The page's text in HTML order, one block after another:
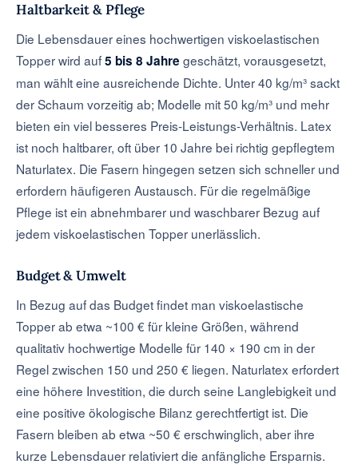
Haltbarkeit & Pflege
Die Lebensdauer eines hochwertigen viskoelastischen
Topper wird auf5 bis 8 Jahre geschätzt, vorausgesetzt,
man wählt eine ausreichende Dichte. Unter 40 kg/m³ sackt
der Schaum vorzeitig ab; Modelle mit 50 kg/m³ und mehr
bieten ein viel besseres Preis-Leistungs-Verhältnis. Latex
ist noch haltbarer, oft über 10 Jahre bei richtig gepflegtem
Naturlatex. Die Fasern hingegen setzen sich schneller und
erfordern häufigeren Austausch. Für die regelmäßige
Pflege ist ein abnehmbarer und waschbarer Bezug auf
jedem viskoelastischen Topper unerlässlich.
Budget & Umwelt
In Bezug auf das Budget findet man viskoelastische
Topper ab etwa ~100 € für kleine Größen, während
qualitativ hochwertige Modelle für 140 × 190 cm in der
Regel zwischen 150 und 250 € liegen. Naturlatex erfordert
eine höhere Investition, die durch seine Langlebigkeit und
eine positive ökologische Bilanz gerechtfertigt ist. Die
Fasern bleiben ab etwa ~50 € erschwinglich, aber ihre
kurze Lebensdauer relativiert die anfängliche Ersparnis.